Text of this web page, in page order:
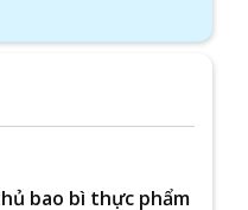
bao bì thực phẩm